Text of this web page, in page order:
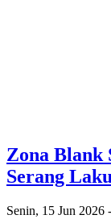
Zona Blank
Serang
Senin, 15 Jun 2026